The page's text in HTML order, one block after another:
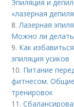
Эпиляция и
«лазерная
8.Лазерная
Можно ли
9. Как
эпиляция усиков
10. Питание
фитнесом.
тренировок
11.